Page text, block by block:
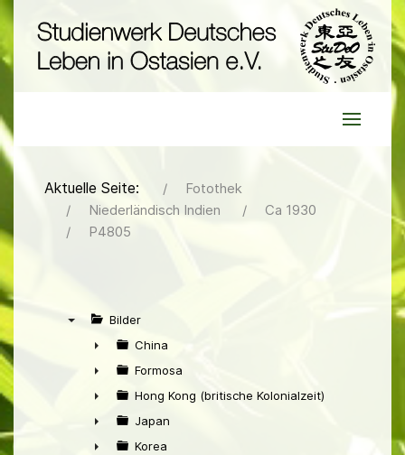
Aktuelle Seite:
Fotothek
Niederländisch Indien
Ca 1930
P4805
Bilder
►
China
►
Formosa
►
Hong Kong (britische Kolonialzeit)
►
Japan
Korea